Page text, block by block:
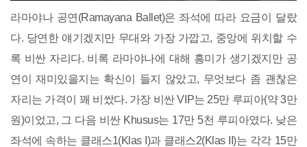
라마야나 공연(Ramayana Ballet)은 좌석에 따라 요금이 달랐
다. 당연한 얘기겠지만 무대와 가장 가깝고, 중앙에 위치할 수
록 비싼 자리다. 비록 라마야나에 대해 흥미가 생기겠지만 공
연이 재미있을지는 확신이 들지 않았고, 무엇보다 좀 괜찮은
자리는 가격이 꽤 비쌌다. 가장 비싼 VIP는 25만 루피아(약 3만
원)이었고, 그 다음 비싼 Khusus는 17만 5천 루피아였다. 낮은
좌석에 속하는 클래스1(Klas I)과 클래스2(Klas II)는 각각 15만